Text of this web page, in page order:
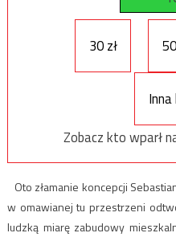
30 zł
Zobacz kto wparł
Oto złamanie koncepcji
w omawianej tu przestrzeni
ludzką miarę zabudowy